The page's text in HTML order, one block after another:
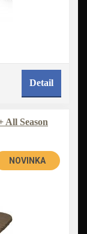
Detail
All Season
NOVINKA